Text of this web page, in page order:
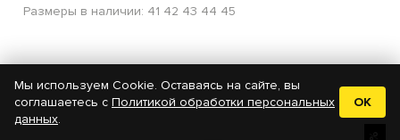
Размеры в наличии: 41 42 43 44 45
Мы используем Cookie. Оставаясь на сайте, вы
соглашаетесь с Политикой обработки персональных
данных.
OK